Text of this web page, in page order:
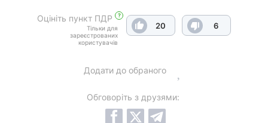
Оцініть пункт ПДР ?
Тільки для
зареєстрованих
користувачів
20 6
Додати до обраного
Обговоріть з друзями: